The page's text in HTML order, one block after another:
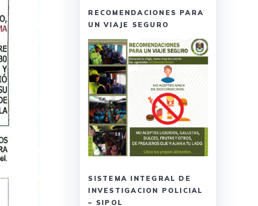
RECOMENDACIONES PARA
UN VIAJE SEGURO
SISTEMA INTEGRAL DE
INVESTIGACION POLICIAL
– SIPOL